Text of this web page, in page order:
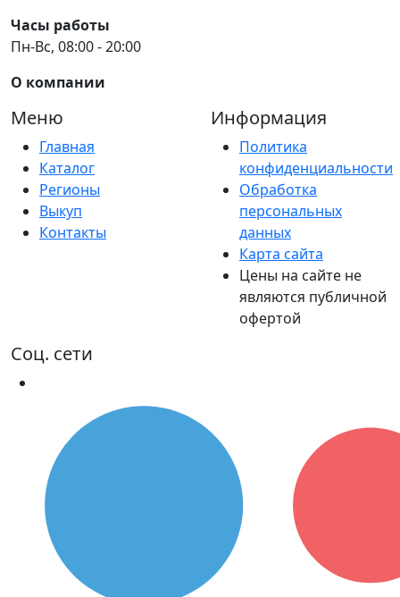
Часы работы
Пн-Вс, 08:00 - 20:00
О компании
Меню
Главная
Каталог
Регионы
Выкуп
Контакты
Информация
Политика
конфиденциальности
Обработка
персональных
данных
Карта сайта
Цены на сайте не
являются публичной
офертой
Соц. сети